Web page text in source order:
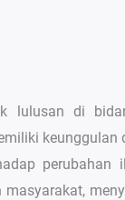
lulusan di